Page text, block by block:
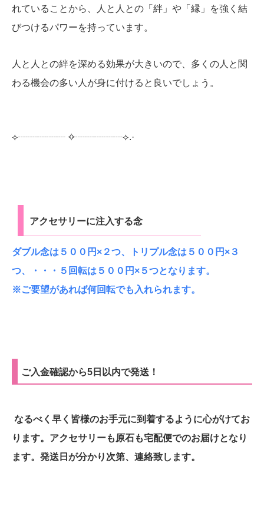
れていることから、人と人との「絆」や「縁」を強く結
びつけるパワーを持っています。
人と人との絆を深める効果が大きいので、多くの人と関
わる機会の多い人が身に付けると良いでしょう。
⟡┈┈┈┈┈︎ ✧┈┈┈┈┈⟡.·
アクセサリーに注入する念
ダブル念は５００円×２つ、トリプル念は５００円×３
つ、・・・５回転は５００円×５つとなります。
※ご要望があれば何回転でも入れられます。
ご入金確認から5日以内で発送！
なるべく早く皆様のお手元に到着するように心がけてお
ります。アクセサリーも原石も宅配便でのお届けとなり
ます。発送日が分かり次第、連絡致します。